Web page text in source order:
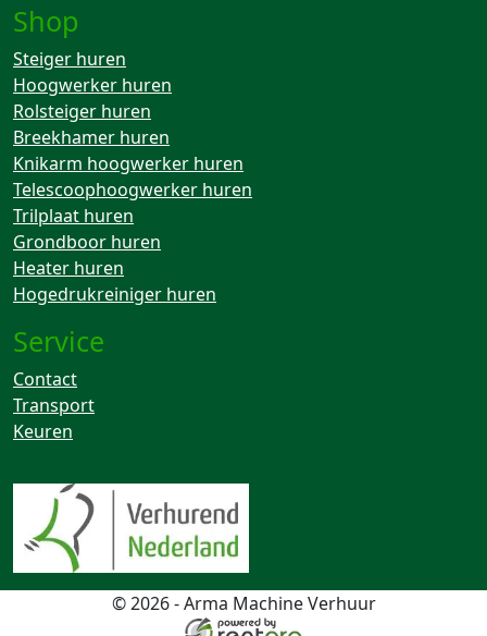
Shop
Steiger huren
Hoogwerker huren
Rolsteiger huren
Breekhamer huren
Knikarm hoogwerker huren
Telescoophoogwerker huren
Trilplaat huren
Grondboor huren
Heater huren
Hogedrukreiniger huren
Service
Contact
Transport
Keuren
© 2026 - Arma Machine Verhuur